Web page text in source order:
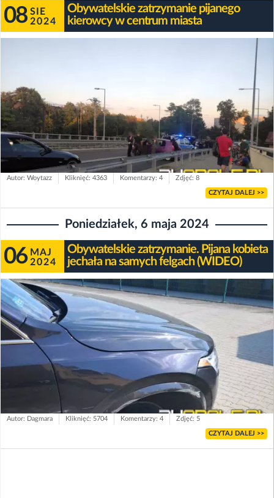
08 SIE
2024
Obywatelskie zatrzymanie pijanego
kierowcy w centrum miasta
Autor: Woytazz Kliknięć: 4363 Komentarzy: 4 Zdjęć: 8
CZYTAJ DALEJ >>
Poniedziałek, 6 maja 2024
06 MAJ
2024
Obywatelskie zatrzymanie. Pijana kobieta
jechała na samych felgach (WIDEO)
Autor: Dagmara Kliknięć: 5704 Komentarzy: 4 Zdjęć: 5
CZYTAJ DALEJ >>